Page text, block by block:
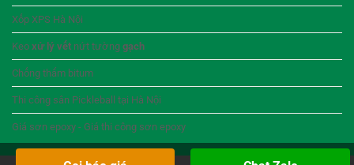
Xốp XPS Hà Nội
Keo xử lý vết nứt tường gạch
Chống thấm bitum
Thi công sân Pickleball tại Hà Nội
Giá sơn epoxy - Giá thi công sơn epoxy